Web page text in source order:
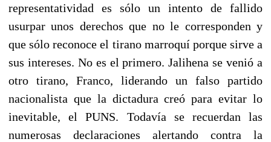
representatividad es sólo un intento de fallido
usurpar unos derechos que no le corresponden y
que sólo reconoce el tirano marroquí porque sirve a
sus intereses. No es el primero. Jalihena se venió a
otro tirano, Franco, liderando un falso partido
nacionalista que la dictadura creó para evitar lo
inevitable, el PUNS. Todavía se recuerdan las
numerosas declaraciones alertando contra la